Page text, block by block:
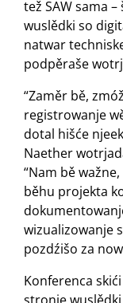
tež SAW sama
wuslědki so
natwar
podpěraše
“Zaměr bě,
registrowanje
dotal hišće
Naether
“Nam bě
běhu projekta
wizualizowanje
pozdźišo za
Konferenca